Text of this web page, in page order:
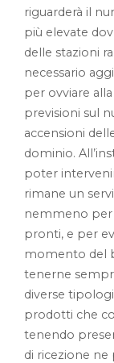
riguarderà il
più elevate
delle stazioni
necessario
per ovviare
previsioni sul
accensioni
dominio.
poter
rimane un
nemmeno per
pronti, e per
momento del
tenerne
diverse
prodotti che
tenendo
di ricezione ne